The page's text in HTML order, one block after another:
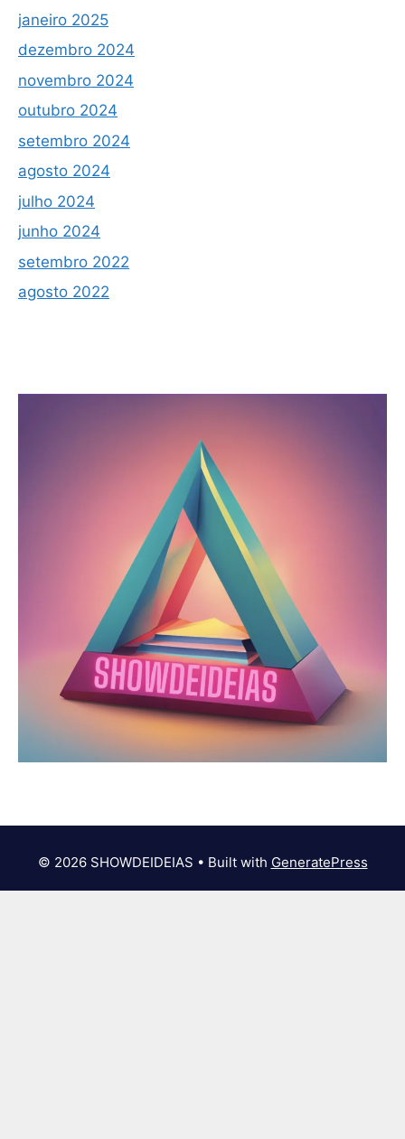
janeiro 2025
dezembro 2024
novembro 2024
outubro 2024
setembro 2024
agosto 2024
julho 2024
junho 2024
setembro 2022
agosto 2022
© 2026 SHOWDEIDEIAS • Built with GeneratePress